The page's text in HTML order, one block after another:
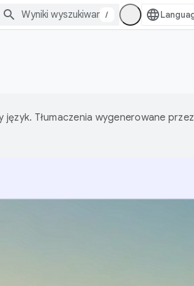
/
Tłumaczenia wygenerowane przez